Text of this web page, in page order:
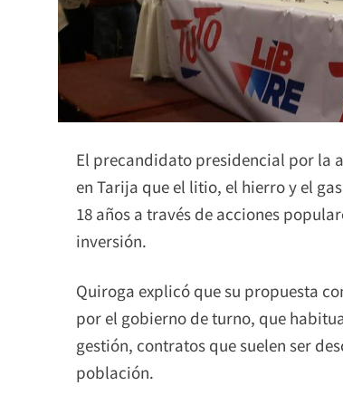
El precandidato presidencial por la
en Tarija que el litio, el hierro y el
18 años a través de acciones
inversión.
Quiroga explicó que su propuesta
por el gobierno de turno, que
gestión, contratos que suelen ser
población.